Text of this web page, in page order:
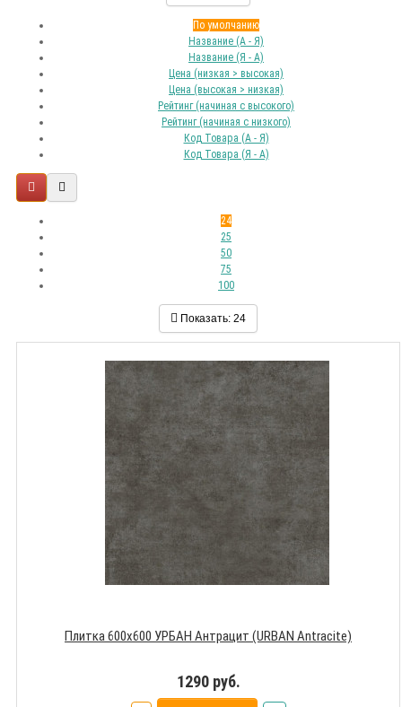
По умолчанию
Название (А - Я)
Название (Я - А)
Цена (низкая > высокая)
Цена (высокая > низкая)
Рейтинг (начиная с высокого)
Рейтинг (начиная с низкого)
Код Товара (А - Я)
Код Товара (Я - А)
24
25
50
75
100
Показать: 24
Плитка 600х600 УРБАН Антрацит (URBAN Antracite)
1290 руб.